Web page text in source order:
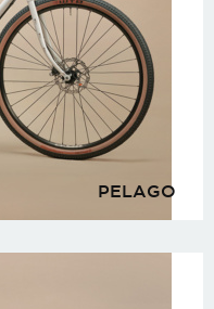
PELAGO